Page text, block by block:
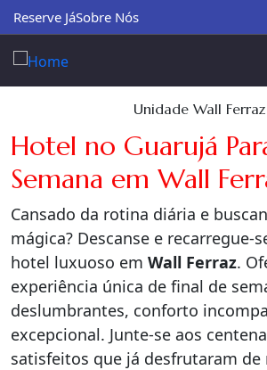
Reserve JáSobre Nós
Unidade Wall Ferraz
Hotel no Guarujá
Semana em Wall
Cansado da rotina diária e
mágica? Descanse e recarregue-
hotel luxuoso em Wall Ferraz.
experiência única de final de
deslumbrantes, conforto
excepcional. Junte-se aos
satisfeitos que já desfrutaram